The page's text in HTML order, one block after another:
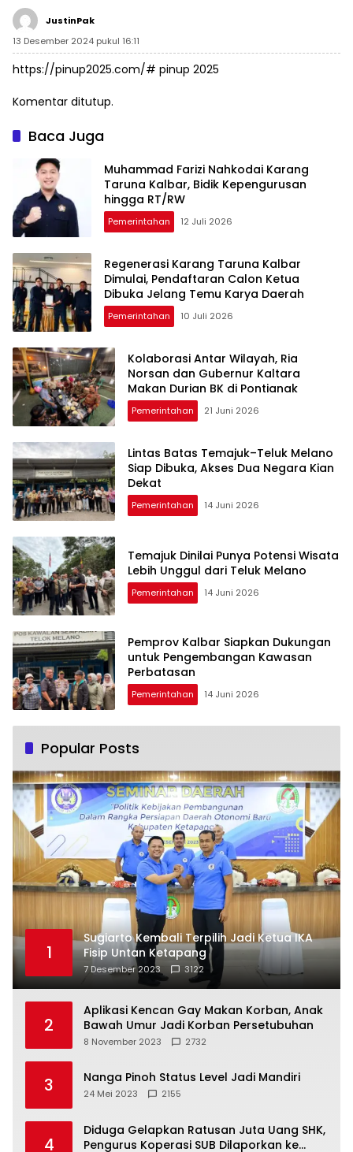
JustinPak
13 Desember 2024 pukul 16:11
https://pinup2025.com/# pinup 2025
Komentar ditutup.
Baca Juga
Muhammad Farizi Nahkodai Karang
Taruna Kalbar, Bidik Kepengurusan
hingga RT/RW
Pemerintahan 12 Juli 2026
Regenerasi Karang Taruna Kalbar
Dimulai, Pendaftaran Calon Ketua
Dibuka Jelang Temu Karya Daerah
Pemerintahan 10 Juli 2026
Kolaborasi Antar Wilayah, Ria
Norsan dan Gubernur Kaltara
Makan Durian BK di Pontianak
Pemerintahan 21 Juni 2026
Lintas Batas Temajuk–Teluk Melano
Siap Dibuka, Akses Dua Negara Kian
Dekat
Pemerintahan 14 Juni 2026
Temajuk Dinilai Punya Potensi Wisata
Lebih Unggul dari Teluk Melano
Pemerintahan 14 Juni 2026
Pemprov Kalbar Siapkan Dukungan
untuk Pengembangan Kawasan
Perbatasan
Pemerintahan 14 Juni 2026
Popular Posts
1
Sugiarto Kembali Terpilih Jadi Ketua IKA
Fisip Untan Ketapang
7 Desember 2023 3122
2
Aplikasi Kencan Gay Makan Korban, Anak
Bawah Umur Jadi Korban Persetubuhan
8 November 2023 2732
3 Nanga Pinoh Status Level Jadi Mandiri
24 Mei 2023 2155
4
Diduga Gelapkan Ratusan Juta Uang SHK,
Pengurus Koperasi SUB Dilaporkan ke